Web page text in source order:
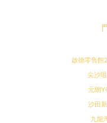
啟德零售館
尖沙
元朗
沙田
九龍